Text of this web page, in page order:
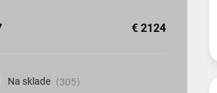
€ 2124
Na sklade
305